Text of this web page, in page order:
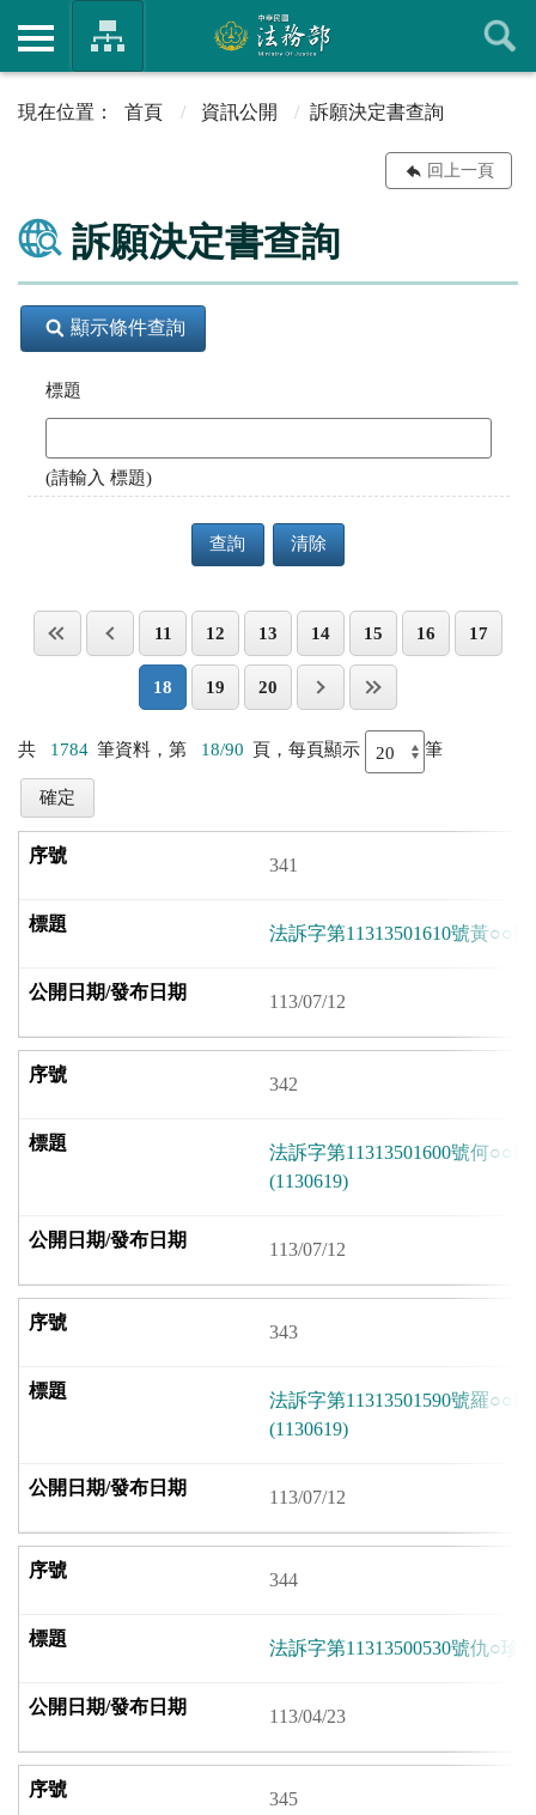
首頁 資訊公開 訴願決定書查詢
回上一頁
訴願決定書查詢
顯示條件查詢
標題
(請輸入 標題)
查詢 清除
11 12 13 14 15 16 17
18 19 20
共 1784 筆資料，第 18/90 頁，每頁顯示 筆
341
法訴字第11313501610號黃○○
113/07/12
342
法訴字第11313501600號何○○
(1130619)
113/07/12
343
法訴字第11313501590號羅○○
(1130619)
113/07/12
344
法訴字第11313500530號仇○珍
113/04/23
345